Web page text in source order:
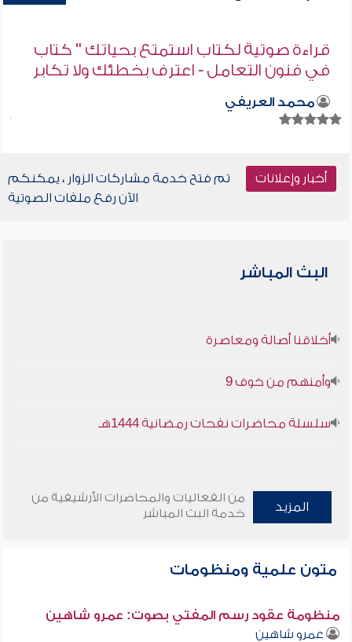
قراءة صوتية لكتاب استمتع بحياتك " كتاب
في فنون التعامل - اعترف بخطئك ولا تكابر
محمد العريفي
أخبار وإعلانات
تم فتح خدمة مشاركات الزوار ، يمكنكم
الآن رفع ملفات الصوتية
البث المباشر
أخلاقنا أصالة ومعاصرة
وأمنهم من خوف 9
سلسلة محاضرات نفحات رمضانية 1444هـ
المزيد
من الفعاليات والمحاضرات الأرشيفية من
خدمة البث المباشر
متون علمية ومنظومات
منظومة عقود رسم المفتي بصوت: عمرو شاهين
عمرو شاهين